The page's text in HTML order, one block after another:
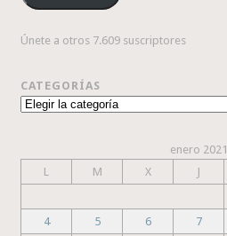
Únete a otros 7.609 suscriptores
CATEGORÍAS
Categorías
enero 2021
L
M X J
4
5 6 7